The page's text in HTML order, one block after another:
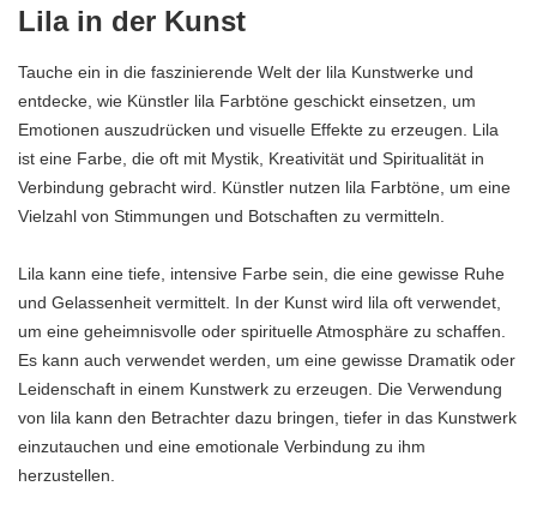
Lila in der Kunst
Tauche ein in die faszinierende Welt der lila Kunstwerke und
entdecke, wie Künstler lila Farbtöne geschickt einsetzen, um
Emotionen auszudrücken und visuelle Effekte zu erzeugen. Lila
ist eine Farbe, die oft mit Mystik, Kreativität und Spiritualität in
Verbindung gebracht wird. Künstler nutzen lila Farbtöne, um eine
Vielzahl von Stimmungen und Botschaften zu vermitteln.
Lila kann eine tiefe, intensive Farbe sein, die eine gewisse Ruhe
und Gelassenheit vermittelt. In der Kunst wird lila oft verwendet,
um eine geheimnisvolle oder spirituelle Atmosphäre zu schaffen.
Es kann auch verwendet werden, um eine gewisse Dramatik oder
Leidenschaft in einem Kunstwerk zu erzeugen. Die Verwendung
von lila kann den Betrachter dazu bringen, tiefer in das Kunstwerk
einzutauchen und eine emotionale Verbindung zu ihm
herzustellen.